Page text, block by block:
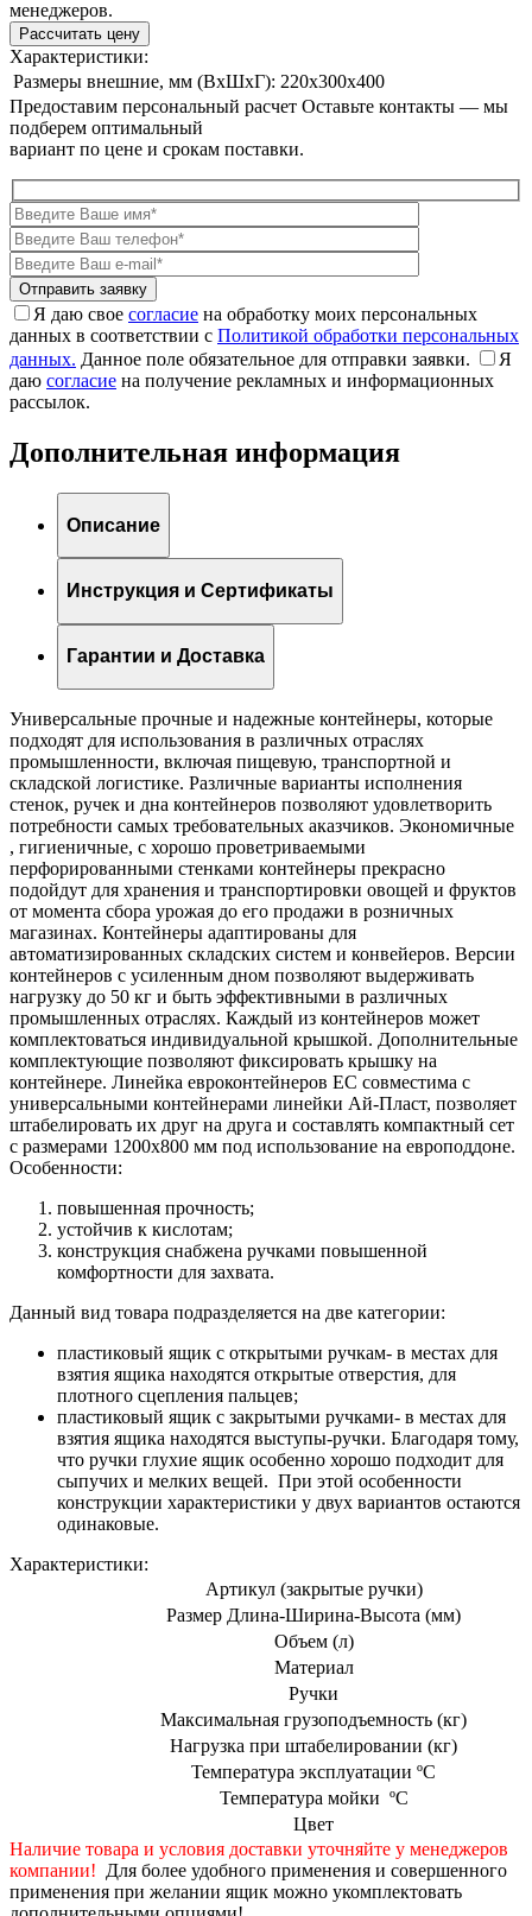
менеджеров.
Рассчитать цену
Характеристики:
Размеры внешние, мм (ВxШxГ): 220x300x400
Предоставим персональный расчет Оставьте контакты — мы
подберем оптимальный
вариант по цене и срокам поставки.
Я даю свое согласие на обработку моих персональных
данных в соответствии с Политикой обработки персональных
данных. Данное поле обязательное для отправки заявки.
Я
даю согласие на получение рекламных и информационных
рассылок.
Дополнительная информация
Описание
Инструкция и Сертификаты
Гарантии и Доставка
Универсальные прочные и надежные контейнеры, которые
подходят для использования в различных отраслях
промышленности, включая пищевую, транспортной и
складской логистике. Различные варианты исполнения
стенок, ручек и дна контейнеров позволяют удовлетворить
потребности самых требовательных аказчиков. Экономичные
, гигиеничные, с хорошо проветриваемыми
перфорированными стенками контейнеры прекрасно
подойдут для хранения и транспортировки овощей и фруктов
от момента сбора урожая до его продажи в розничных
магазинах. Контейнеры адаптированы для
автоматизированных складских систем и конвейеров. Версии
контейнеров с усиленным дном позволяют выдерживать
нагрузку до 50 кг и быть эффективными в различных
промышленных отраслях. Каждый из контейнеров может
комплектоваться индивидуальной крышкой. Дополнительные
комплектующие позволяют фиксировать крышку на
контейнере. Линейка евроконтейнеров EC совместима с
универсальными контейнерами линейки Ай-Пласт, позволяет
штабелировать их друг на друга и составлять компактный сет
с размерами 1200х800 мм под использование на европоддоне.
Особенности:
повышенная прочность;
устойчив к кислотам;
конструкция снабжена ручками повышенной
комфортности для захвата.
Данный вид товара подразделяется на две категории:
пластиковый ящик с открытыми ручкам- в местах для
взятия ящика находятся открытые отверстия, для
плотного сцепления пальцев;
пластиковый ящик с закрытыми ручками- в местах для
взятия ящика находятся выступы-ручки. Благодаря тому,
что ручки глухие ящик особенно хорошо подходит для
сыпучих и мелких вещей. При этой особенности
конструкции характеристики у двух вариантов остаются
одинаковые.
Характеристики:
Артикул (закрытые ручки)
Размер Длина-Ширина-Высота (мм)
Объем (л)
Материал
Ручки
Максимальная грузоподъемность (кг)
Нагрузка при штабелировании (кг)
Температура эксплуатации ºС
Температура мойки ºС
Цвет
Наличие товара и условия доставки уточняйте у менеджеров
компании! Для более удобного применения и совершенного
применения при желании ящик можно укомплектовать